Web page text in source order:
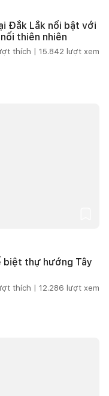
Đắk Lắk nổi bật với
thiên nhiên
thích | 15.842 lượt xem
thự hướng Tây
thích | 12.286 lượt xem